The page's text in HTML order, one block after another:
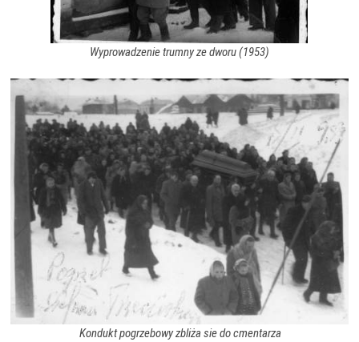
Wyprowadzenie trumny ze dworu (1953)
Kondukt pogrzebowy zbliża sie do cmentarza